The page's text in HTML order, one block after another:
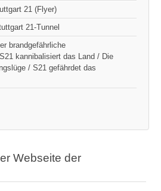
21 (Flyer)
21-Tunnel
brandgefährliche
kannibalisiert das Land / Die
/ S21 gefährdet das
Webseite der